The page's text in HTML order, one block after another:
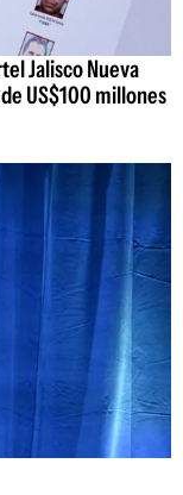
Jalisco Nueva
US$100 millones